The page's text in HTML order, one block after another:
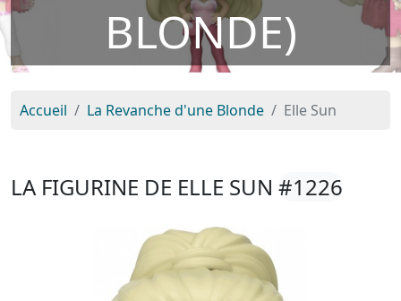
BLONDE)
Accueil La Revanche d'une Blonde Elle Sun
LA FIGURINE DE ELLE SUN #1226